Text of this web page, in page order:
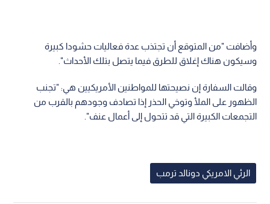
وأضافت "من المتوقع أن تجتذب عدة فعاليات حشودا كبيرة
وسيكون هناك إغلاق للطرق فيما يتصل بتلك الأحداث".
وقالت السفارة إن نصيحتها للمواطنين الأمريكيين هي: "تجنب
الظهور على الملأ وتوخي الحذر إذا تصادف وجودهم بالقرب من
التجمعات الكبيرة التي قد تتحول إلى أعمال عنف".
الرئي الامريكي دونالد ترمب